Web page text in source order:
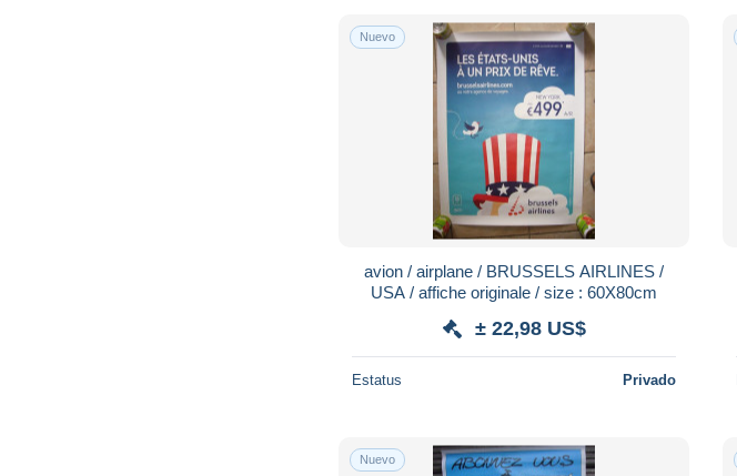
Nuevo
avion / airplane / BRUSSELS AIRLINES /
USA / affiche originale / size : 60X80cm
± 22,98 US$
Estatus Privado
Nuevo